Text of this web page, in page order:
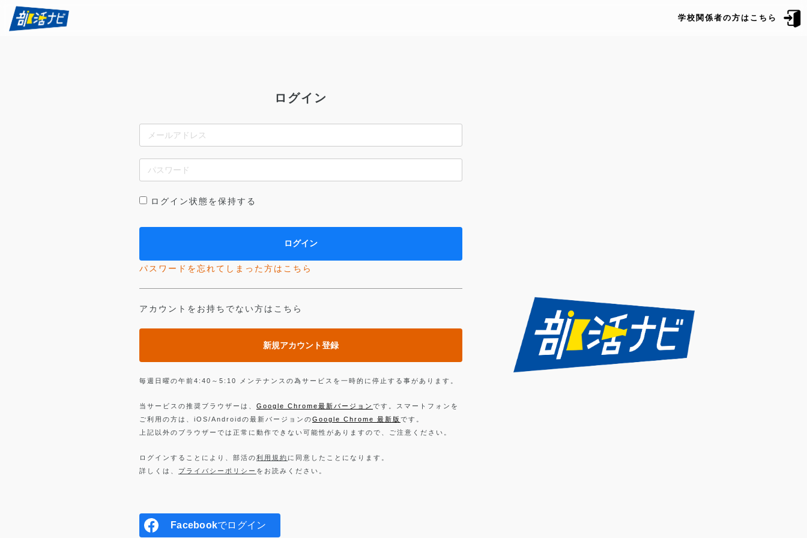
学校関係者の方はこちら
ログイン
ログイン状態を保持する
パスワードを忘れてしまった方はこちら
アカウントをお持ちでない方はこちら
新規アカウント登録
毎週日曜の午前4:40～5:10 メンテナンスの為サービスを一時的に停止する事があります。
当サービスの推奨ブラウザーは、 Google Chrome最新バージョン です。スマートフォンを
ご利用の方は、iOS/Androidの最新バージョンのGoogle Chrome 最新版 です。
上記以外のブラウザーでは正常に動作できない可能性がありますので、ご注意ください。
ログインすることにより、部活の利用規約 に同意したことになります。
詳しくは、 プライバシーポリシー をお読みください。
Facebookでログイン